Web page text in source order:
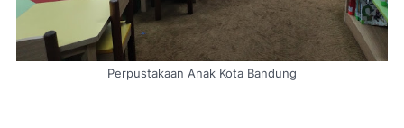
Perpustakaan Anak Kota Bandung